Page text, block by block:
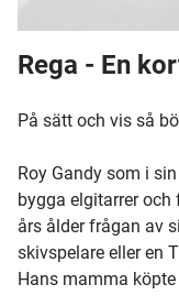
Rega - En
På sätt och vis så
Roy Gandy som i
bygga elgitarrer
års ålder frågan av
skivspelare eller en
Hans mamma köpte